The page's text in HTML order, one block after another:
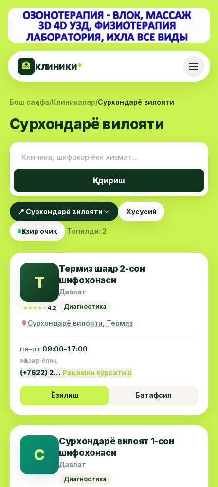
🏥 клиники*
Бош саҳифа/Клиникалар/Сурхондарё вилояти
Сурхондарё вилояти
Қидириш
📍 Сурхондарё вилояти Хусусий
Ҳозир очиқ Топилди: 2
Т
★★★★★
★★★★★ 4.2
Термиз шаҳар 2-сон
шифохонаси
Давлат
Диагностика
Сурхондарё вилояти, Термиз
пн–пт:09:00–17:00
Ҳозир ёпиқ
(+7622) 2… Рақамни кўрсатиш
Ёзилиш Батафсил
С
Сурхондарё вилоят 1-сон
шифохонаси
Давлат
Диагностика